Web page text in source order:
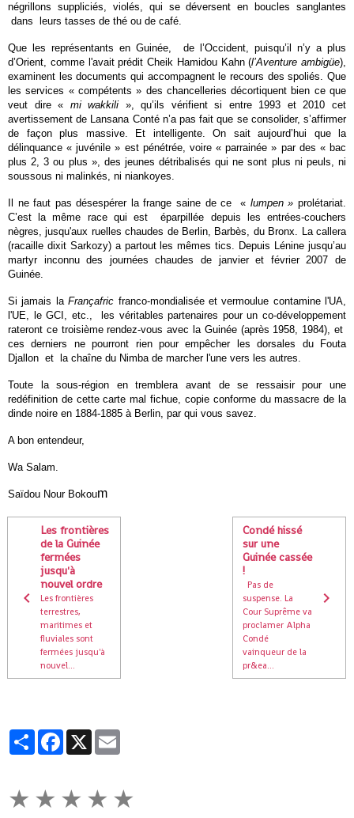
négrillons suppliciés, violés, qui se déversent en boucles sanglantes
dans leurs tasses de thé ou de café.
Que les représentants en Guinée, de l’Occident, puisqu’il n’y a plus
d’Orient, comme l'avait prédit Cheik Hamidou Kahn (l’Aventure ambigüe),
examinent les documents qui accompagnent le recours des spoliés. Que
les services « compétents » des chancelleries décortiquent bien ce que
veut dire « mi wakkili », qu’ils vérifient si entre 1993 et 2010 cet
avertissement de Lansana Conté n’a pas fait que se consolider, s’affirmer
de façon plus massive. Et intelligente. On sait aujourd’hui que la
délinquance « juvénile » est pénétrée, voire « parrainée » par des « bac
plus 2, 3 ou plus », des jeunes détribalisés qui ne sont plus ni peuls, ni
soussous ni malinkés, ni niankoyes.
Il ne faut pas désespérer la frange saine de ce « lumpen » prolétariat.
C’est la même race qui est éparpillée depuis les entrées-couchers
nègres, jusqu'aux ruelles chaudes de Berlin, Barbès, du Bronx. La callera
(racaille dixit Sarkozy) a partout les mêmes tics. Depuis Lénine jusqu’au
martyr inconnu des journées chaudes de janvier et février 2007 de
Guinée.
Si jamais laFrançafric franco-mondialisée et vermoulue contamine l'UA,
l'UE, le GCI, etc., les véritables partenaires pour un co-développement
rateront ce troisième rendez-vous avec la Guinée (après 1958, 1984), et
ces derniers ne pourront rien pour empêcher les dorsales du Fouta
Djallon et la chaîne du Nimba de marcher l'une vers les autres.
Toute la sous-région en tremblera avant de se ressaisir pour une
redéfinition de cette carte mal fichue, copie conforme du massacre de la
dinde noire en 1884-1885 à Berlin, par qui vous savez.
A bon entendeur,
Wa Salam.
Saïdou Nour Bokoum
Les frontières
de la Guinée
fermées
jusqu'à
nouvel ordre
Les frontières
terrestres,
maritimes et
fluviales sont
fermées jusqu'à
nouvel...
Condé hissé
sur une
Guinée cassée
!
Pas de
suspense. La
Cour Suprême va
proclamer Alpha
Condé
vainqueur de la
pr&ea...
PartagerFacebook
X
★ ★ ★ ★ ★